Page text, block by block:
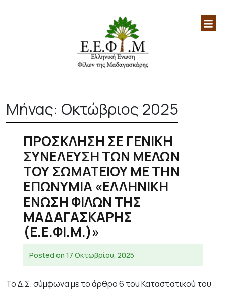
to
content
Αφρική|
Μήνας: Οκτώβριος 2025
ΠΡΟΣΚΛΗΣΗ ΣΕ ΓΕΝΙΚΗ
ΣΥΝΕΛΕΥΣΗ ΤΩΝ ΜΕΛΩΝ
ΤΟΥ ΣΩΜΑΤΕΙΟΥ ΜΕ ΤΗΝ
ΕΠΩΝΥΜΙΑ «ΕΛΛΗΝΙΚΗ
ΕΝΩΣΗ ΦΙΛΩΝ ΤΗΣ
ΜΑΔΑΓΑΣΚΑΡΗΣ
(Ε.Ε.ΦΙ.Μ.)»
Posted on 17 Οκτωβρίου, 2025
Το Δ.Σ. σύμφωνα με το άρθρο 6 του Καταστατικού του